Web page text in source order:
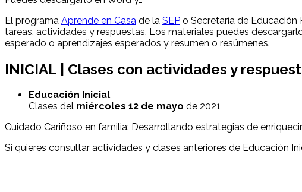
El programa Aprende en Casa de la SEP o Secretaría de Educación
tareas, actividades y respuestas. Los materiales puedes
esperado o aprendizajes esperados y resumen o resúmenes.
INICIAL | Clases con actividades y
Educación Inicial
Clases del miércoles 12 de mayo de 2021
Cuidado Cariñoso en familia: Desarrollando estrategias de
Si quieres consultar actividades y clases anteriores de Educación